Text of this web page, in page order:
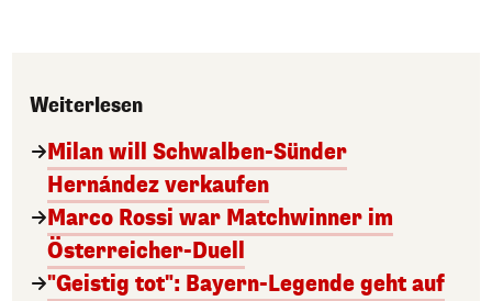
Weiterlesen
Milan will Schwalben-Sünder
Hernández verkaufen
Marco Rossi war Matchwinner im
Österreicher-Duell
"Geistig tot": Bayern-Legende geht auf